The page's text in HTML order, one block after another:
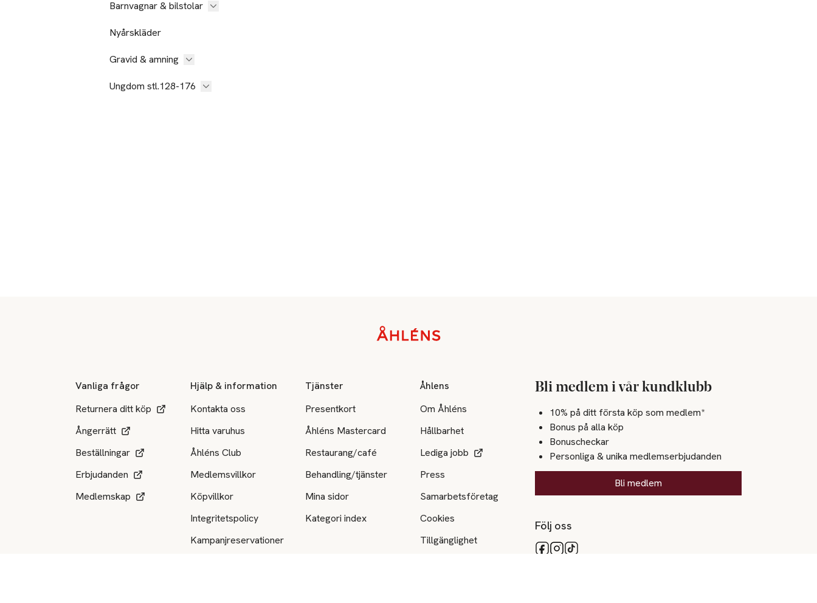
Barnvagnar & bilstolar
Nyårskläder
Gravid & amning
Ungdom stl.128-176
Vanliga frågor
Returnera ditt köp
Ångerrätt
Beställningar
Erbjudanden
Medlemskap
Hjälp & information
Kontakta oss
Hitta varuhus
Åhléns Club
Medlemsvillkor
Köpvillkor
Integritetspolicy
Kampanjreservationer
Tjänster
Presentkort
Åhléns Mastercard
Restaurang/café
Behandling/tjänster
Mina sidor
Kategori index
Åhlens
Om Åhléns
Hållbarhet
Lediga jobb
Press
Samarbetsföretag
Cookies
Tillgänglighet
Bli medlem i vår kundklubb
10% på ditt första köp som medlem*
Bonus på alla köp
Bonuscheckar
Personliga & unika medlemserbjudanden
Bli medlem
Följ oss